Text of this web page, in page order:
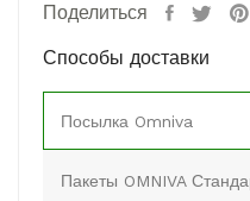
Поделиться
Способы доставки
Посылка Omniva
Пакеты OMNIVA